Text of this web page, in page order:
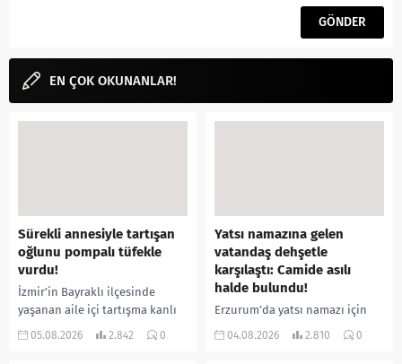
EN ÇOK OKUNANLAR!
Sürekli annesiyle tartışan
oğlunu pompalı tüfekle
vurdu!
İzmir’in Bayraklı ilçesinde
yaşanan aile içi tartışma kanlı
bitti. İddiaya göre, uzun süredir
05.08.2026 2.842 0
Yatsı namazına gelen
vatandaş dehşetle
karşılaştı: Camide asılı
halde bulundu!
Erzurum’da yatsı namazı için
camiye gelen bir vatandaş,
04.08.2026 2.810 0